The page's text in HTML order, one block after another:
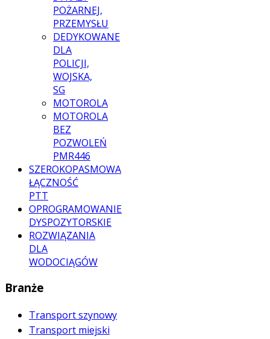
POŻARNEJ,
PRZEMYSŁU
DEDYKOWANE
DLA
POLICJI,
WOJSKA,
SG
MOTOROLA
MOTOROLA
BEZ
POZWOLEŃ
PMR446
SZEROKOPASMOWA
ŁĄCZNOŚĆ
PTT
OPROGRAMOWANIE
DYSPOZYTORSKIE
ROZWIĄZANIA
DLA
WODOCIĄGÓW
Branże
Transport szynowy
Transport miejski